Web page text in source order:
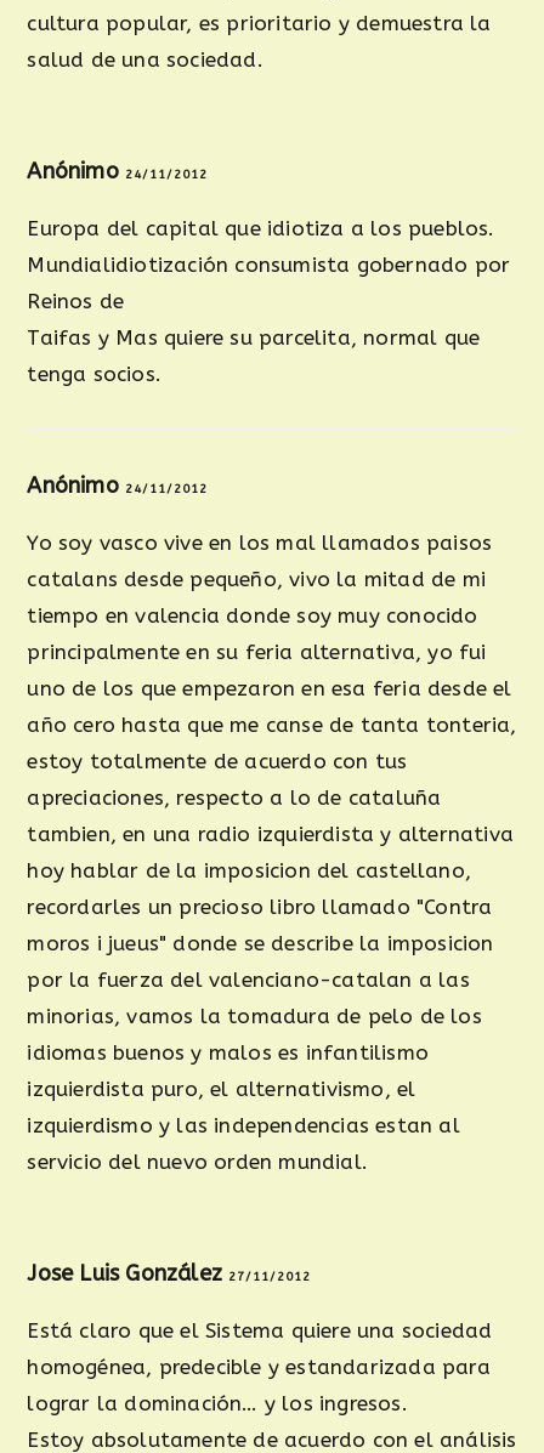
cultura popular, es prioritario y demuestra la
salud de una sociedad.
Anónimo 24/11/2012
Europa del capital que idiotiza a los pueblos.
Mundialidiotización consumista gobernado por
Reinos de
Taifas y Mas quiere su parcelita, normal que
tenga socios.
Anónimo 24/11/2012
Yo soy vasco vive en los mal llamados paisos
catalans desde pequeño, vivo la mitad de mi
tiempo en valencia donde soy muy conocido
principalmente en su feria alternativa, yo fui
uno de los que empezaron en esa feria desde el
año cero hasta que me canse de tanta tonteria,
estoy totalmente de acuerdo con tus
apreciaciones, respecto a lo de cataluña
tambien, en una radio izquierdista y alternativa
hoy hablar de la imposicion del castellano,
recordarles un precioso libro llamado "Contra
moros i jueus" donde se describe la imposicion
por la fuerza del valenciano-catalan a las
minorias, vamos la tomadura de pelo de los
idiomas buenos y malos es infantilismo
izquierdista puro, el alternativismo, el
izquierdismo y las independencias estan al
servicio del nuevo orden mundial.
Jose Luis González 27/11/2012
Está claro que el Sistema quiere una sociedad
homogénea, predecible y estandarizada para
lograr la dominación… y los ingresos.
Estoy absolutamente de acuerdo con el análisis